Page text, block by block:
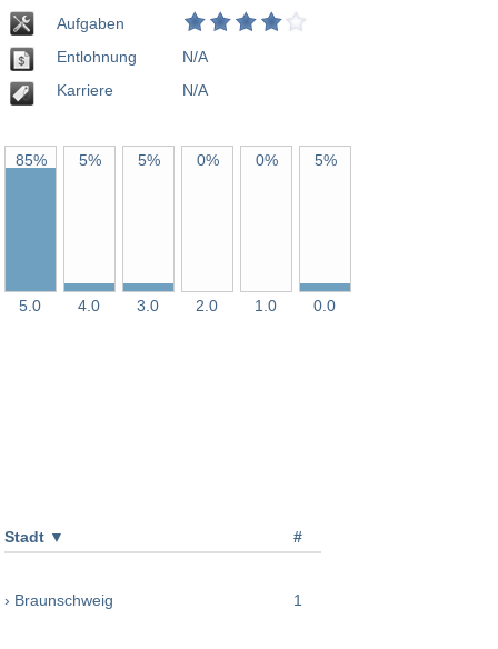
Aufgaben
Entlohnung
Karriere
N/A
N/A
85%
5.0
5%
4.0
5%
3.0
0%
2.0
0%
1.0
5%
0.0
Stadt ▼ #
› Braunschweig 1